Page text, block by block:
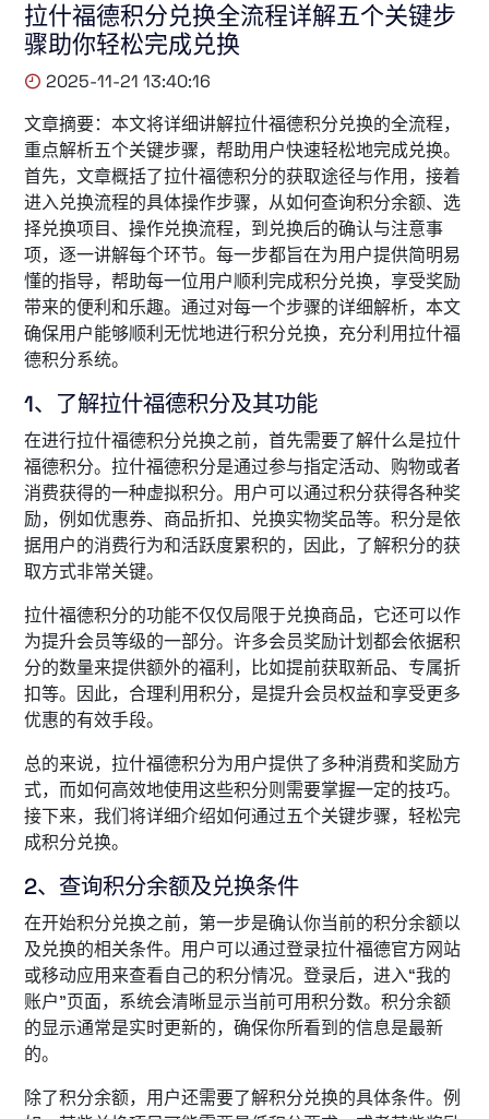
拉什福德积分兑换全流程详解五个关键步
骤助你轻松完成兑换
2025-11-21 13:40:16
文章摘要：本文将详细讲解拉什福德积分兑换的全流程，
重点解析五个关键步骤，帮助用户快速轻松地完成兑换。
首先，文章概括了拉什福德积分的获取途径与作用，接着
进入兑换流程的具体操作步骤，从如何查询积分余额、选
择兑换项目、操作兑换流程，到兑换后的确认与注意事
项，逐一讲解每个环节。每一步都旨在为用户提供简明易
懂的指导，帮助每一位用户顺利完成积分兑换，享受奖励
带来的便利和乐趣。通过对每一个步骤的详细解析，本文
确保用户能够顺利无忧地进行积分兑换，充分利用拉什福
德积分系统。
1、了解拉什福德积分及其功能
在进行拉什福德积分兑换之前，首先需要了解什么是拉什
福德积分。拉什福德积分是通过参与指定活动、购物或者
消费获得的一种虚拟积分。用户可以通过积分获得各种奖
励，例如优惠券、商品折扣、兑换实物奖品等。积分是依
据用户的消费行为和活跃度累积的，因此，了解积分的获
取方式非常关键。
拉什福德积分的功能不仅仅局限于兑换商品，它还可以作
为提升会员等级的一部分。许多会员奖励计划都会依据积
分的数量来提供额外的福利，比如提前获取新品、专属折
扣等。因此，合理利用积分，是提升会员权益和享受更多
优惠的有效手段。
总的来说，拉什福德积分为用户提供了多种消费和奖励方
式，而如何高效地使用这些积分则需要掌握一定的技巧。
接下来，我们将详细介绍如何通过五个关键步骤，轻松完
成积分兑换。
2、查询积分余额及兑换条件
在开始积分兑换之前，第一步是确认你当前的积分余额以
及兑换的相关条件。用户可以通过登录拉什福德官方网站
或移动应用来查看自己的积分情况。登录后，进入“我的
账户”页面，系统会清晰显示当前可用积分数。积分余额
的显示通常是实时更新的，确保你所看到的信息是最新
的。
除了积分余额，用户还需要了解积分兑换的具体条件。例